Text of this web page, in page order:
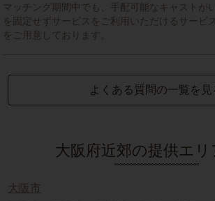
マッチング期間中でも、手配可能なキャストが
を固定せずサービスをご利用いただけるサービ
をご用意しております。
よくある質問の一覧を見
大阪府近郊の提供エリ
大阪市